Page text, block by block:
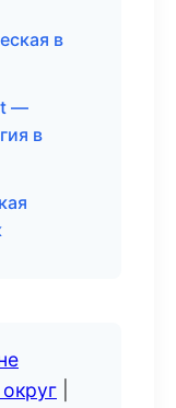
в
—
в